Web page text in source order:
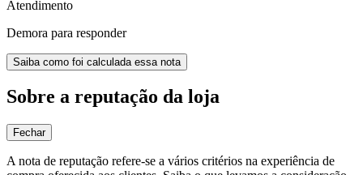
Atendimento
Demora para responder
Saiba como foi calculada essa nota
Sobre a reputação da loja
Fechar
A nota de reputação refere-se a vários critérios na experiência de